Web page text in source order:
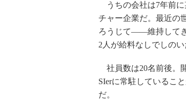
うちの会社は7年前に
チャー企業だ。最近の
ろうじて――維持して
2人が給料なしでしの
社員数は20名前後。
SIerに常駐しているこ
だ。